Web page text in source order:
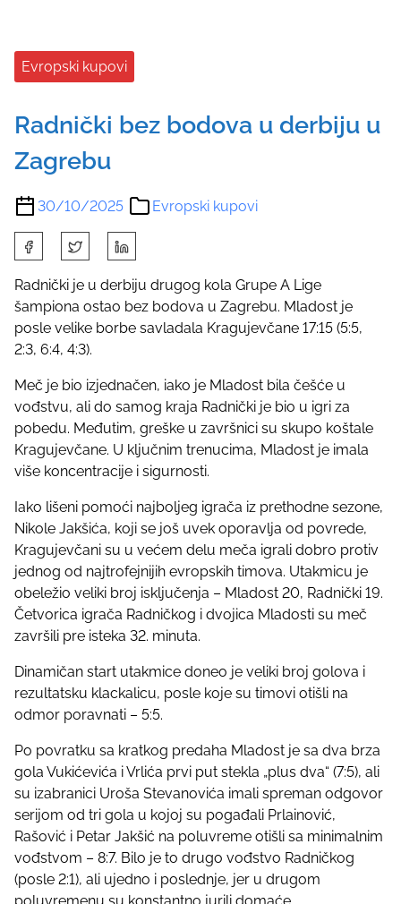
Evropski kupovi
Radnički bez bodova u derbiju u
Zagrebu
30/10/2025 Evropski kupovi
h
a
r
e
t
i
s
p
o
s
t
o
n
:
Radnički je u derbiju drugog kola Grupe A Lige
šampiona ostao bez bodova u Zagrebu. Mladost je
posle velike borbe savladala Kragujevčane 17:15 (5:5,
2:3, 6:4, 4:3).
Meč je bio izjednačen, iako je Mladost bila češće u
vođstvu, ali do samog kraja Radnički je bio u igri za
pobedu. Međutim, greške u završnici su skupo koštale
Kragujevčane. U ključnim trenucima, Mladost je imala
više koncentracije i sigurnosti.
Iako lišeni pomoći najboljeg igrača iz prethodne sezone,
Nikole Jakšića, koji se još uvek oporavlja od povrede,
Kragujevčani su u većem delu meča igrali dobro protiv
jednog od najtrofejnijih evropskih timova. Utakmicu je
obeležio veliki broj isključenja – Mladost 20, Radnički 19.
Četvorica igrača Radničkog i dvojica Mladosti su meč
završili pre isteka 32. minuta.
Dinamičan start utakmice doneo je veliki broj golova i
rezultatsku klackalicu, posle koje su timovi otišli na
odmor poravnati – 5:5.
Po povratku sa kratkog predaha Mladost je sa dva brza
gola Vukićevića i Vrlića prvi put stekla „plus dva“ (7:5), ali
su izabranici Uroša Stevanovića imali spreman odgovor
serijom od tri gola u kojoj su pogađali Prlainović,
Rašović i Petar Jakšić na poluvreme otišli sa minimalnim
vođstvom – 8:7. Bilo je to drugo vođstvo Radničkog
(posle 2:1), ali ujedno i poslednje, jer u drugom